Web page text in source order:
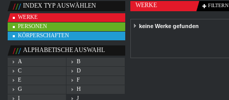
INDEX TYP AUSWÄHLEN
WERKE
PERSONEN
KÖRPERSCHAFTEN
ALPHABETISCHE AUSWAHL
A
B
C
D
E
F
G
H
I
J
WERKE
keine Werke gefunden